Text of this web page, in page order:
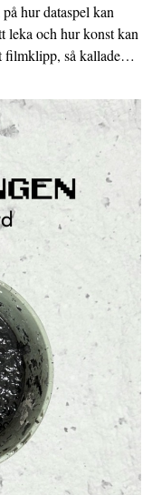
hur dataspel kan
leka och hur konst kan
filmklipp, så kallade…